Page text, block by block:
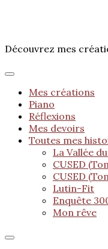
Découvrez mes
Mes créations
Piano
Réflexions
Mes devoirs
Toutes mes
La Vallée
CUSED
CUSED
Lutin-Fit
Enquête
Mon rêve